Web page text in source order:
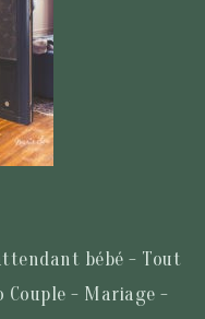
bébé - Tout
Couple - Mariage -